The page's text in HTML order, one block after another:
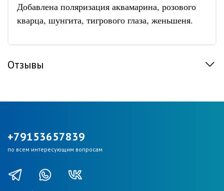
Добавлена поляризация аквамарина, розового
кварца, шунгита, тигрового глаза, женьшеня.
Отзывы
+79153657839
по всем интересующим вопросам